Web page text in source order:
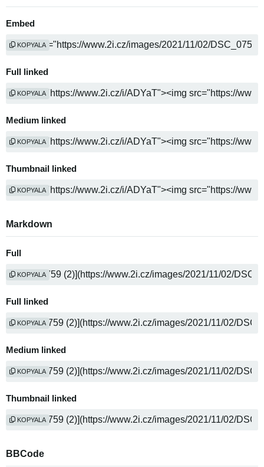
Embed
KOPYALA
Full linked
KOPYALA
Medium linked
KOPYALA
Thumbnail linked
KOPYALA
Markdown
Full
KOPYALA
Full linked
KOPYALA
Medium linked
KOPYALA
Thumbnail linked
KOPYALA
BBCode